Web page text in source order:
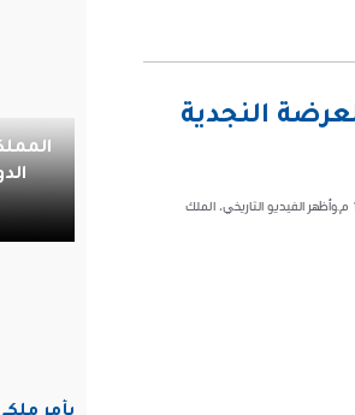
النجدية
كشف مقطع فيديو، عن مشاهد نادرة تظهر الملك عبدالله بن عبدالعزيز، رحمه الله، وهو يؤدي العرضة النجدية في حائل عام 1401هـ، 1981 م.وأظهر الفيديو التاريخي، الملك
الدولي 2026 في